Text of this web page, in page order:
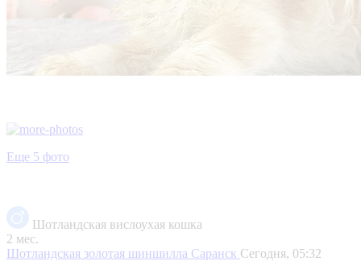
Еще 5 фото
Шотландская вислоухая кошка
2 мес.
Шотландская золотая шиншилла Саранск Сегодня, 05:32